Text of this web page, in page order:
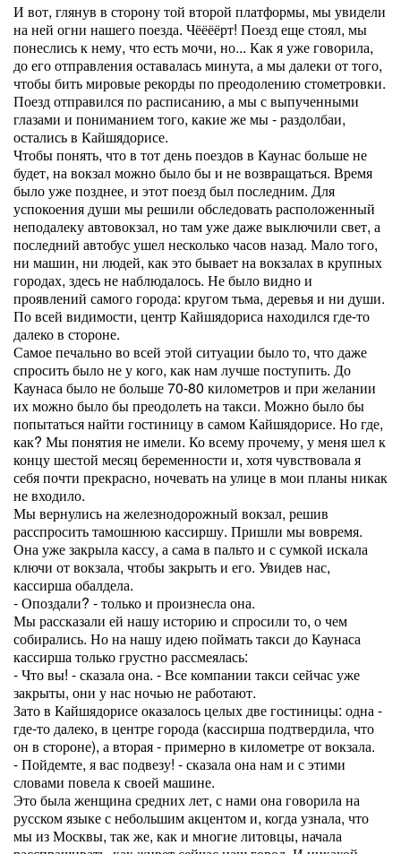
И вот, глянув в сторону той второй платформы, мы увидели
на ней огни нашего поезда. Чёёёёрт! Поезд еще стоял, мы
понеслись к нему, что есть мочи, но... Как я уже говорила,
до его отправления оставалась минута, а мы далеки от того,
чтобы бить мировые рекорды по преодолению стометровки.
Поезд отправился по расписанию, а мы с выпученными
глазами и пониманием того, какие же мы - раздолбаи,
остались в Кайшядорисе.
Чтобы понять, что в тот день поездов в Каунас больше не
будет, на вокзал можно было бы и не возвращаться. Время
было уже позднее, и этот поезд был последним. Для
успокоения души мы решили обследовать расположенный
неподалеку автовокзал, но там уже даже выключили свет, а
последний автобус ушел несколько часов назад. Мало того,
ни машин, ни людей, как это бывает на вокзалах в крупных
городах, здесь не наблюдалось. Не было видно и
проявлений самого города: кругом тьма, деревья и ни души.
По всей видимости, центр Кайшядориса находился где-то
далеко в стороне.
Самое печально во всей этой ситуации было то, что даже
спросить было не у кого, как нам лучше поступить. До
Каунаса было не больше 70-80 километров и при желании
их можно было бы преодолеть на такси. Можно было бы
попытаться найти гостиницу в самом Кайшядорисе. Но где,
как? Мы понятия не имели. Ко всему прочему, у меня шел к
концу шестой месяц беременности и, хотя чувствовала я
себя почти прекрасно, ночевать на улице в мои планы никак
не входило.
Мы вернулись на железнодорожный вокзал, решив
расспросить тамошнюю кассиршу. Пришли мы вовремя.
Она уже закрыла кассу, а сама в пальто и с сумкой искала
ключи от вокзала, чтобы закрыть и его. Увидев нас,
кассирша обалдела.
- Опоздали? - только и произнесла она.
Мы рассказали ей нашу историю и спросили то, о чем
собирались. Но на нашу идею поймать такси до Каунаса
кассирша только грустно рассмеялась:
- Что вы! - сказала она. - Все компании такси сейчас уже
закрыты, они у нас ночью не работают.
Зато в Кайшядорисе оказалось целых две гостиницы: одна -
где-то далеко, в центре города (кассирша подтвердила, что
он в стороне), а вторая - примерно в километре от вокзала.
- Пойдемте, я вас подвезу! - сказала она нам и с этими
словами повела к своей машине.
Это была женщина средних лет, с нами она говорила на
русском языке с небольшим акцентом и, когда узнала, что
мы из Москвы, так же, как и многие литовцы, начала